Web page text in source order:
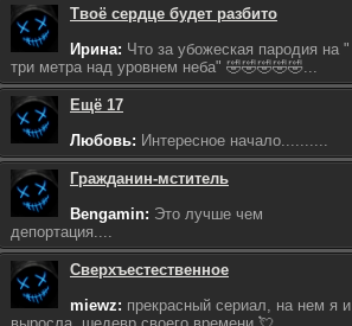
Твоё сердце будет разбито
Ирина: Что за убожеская пародия на "
три метра над уровнем неба" 🤣🤣🤣🤣🤣...
Ещё 17
Любовь: Интересное начало..........
Гражданин-мститель
Bengamin: Это лучше чем
депортация....
Сверхъестественное
miewz: прекрасный сериал, на нем я и